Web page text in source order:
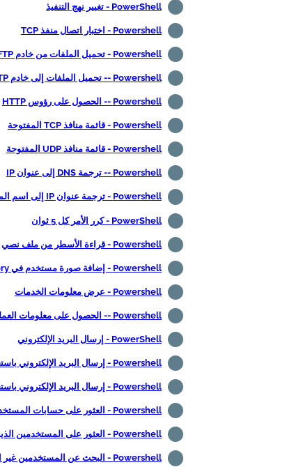
PowerShell - تغيير نهج التنفيذ
Powershell - اختبار اتصال منفذ TCP
Powershell - تحميل الملفات من خادم FTP
Powershell -- تحميل الملفات إلى خادم FTP
Powershell -- الحصول على رؤوس HTTP
Powershell - قائمة منافذ TCP المفتوحة
Powershell - قائمة منافذ UDP المفتوحة
Powershell -- ترجمة DNS إلى عنوان IP
Powershell - ترجمة عنوان IP إلى اسم المضيف
PowerShell - كرر الأمر كل 5 ثوان
Powershell - قراءة الأسطر من ملف نصي
Powershell - إضافة صورة مستخدم في Active Directory
Powershell - عرض معلومات الخدمات
Powershell -- الحصول على معلومات العمليات
PowerShell - إرسال البريد الإلكتروني
Powershell - إرسال البريد الإلكتروني باستخدام Gmail
Powershell - إرسال البريد الإلكتروني باستخدام Office 365
Powershell - العثور على حسابات المستخدمين التي تم إنشاؤها مؤخرا
Powershell - العثور على المستخدمين الذين لم يغيروا كلمة المرور
Powershell - البحث عن المستخدمين غير النشطين في "Active Directory"